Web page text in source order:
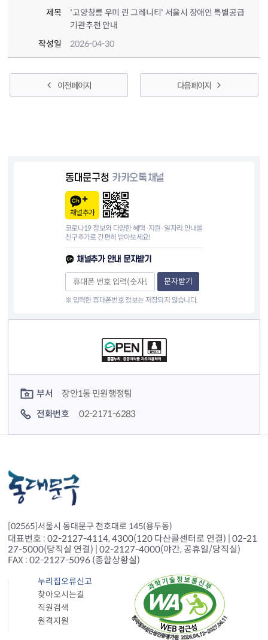
제목
'고양창릉 우미 린 그레니티' 서울시 장애인 특별공급
기관추천 안내
작성일
2026-04-30
이전 페이지 다음 페이지
동대문구청 카카오톡채널
채널추가
코로나19 정보와 다양한 혜택·지원·일자리 안내를
친구추가로 간편히 받아보세요!
채널추가 안내 문자받기
문자받기
※ 입력한 휴대폰번호 정보는 저장되지 않습니다.
부서
장안1동 민원행정팀
전화번호
02-2171-6283
[02565]서울시 동대문구 천호대로 145(용두동)
대표번호 : 02-2127-4114, 4300(120 다산콜센터로 연결) | 02-21
27-5000(당직실 연결) | 02-2127-4000(야간, 공휴일/당직실)
FAX : 02-2127-5096 (종합상황실)
누리집오류신고
찾아오시는길
직원검색
원격지원